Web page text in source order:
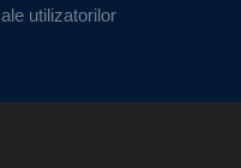
utilizatorilor